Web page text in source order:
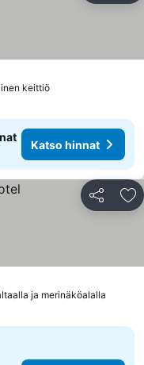
keittiö
Katso hinnat
Jaa
ja merinäköalalla